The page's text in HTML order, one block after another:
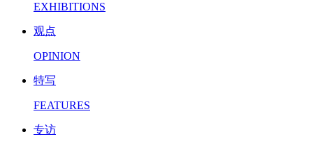
EXHIBITIONS
观点
OPINION
特写
FEATURES
专访